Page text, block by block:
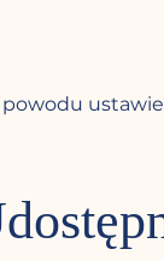
powodu